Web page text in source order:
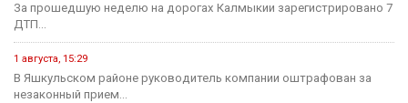
За прошедшую неделю на дорогах Калмыкии зарегистрировано 7
ДТП...
1 августа, 15:29
В Яшкульском районе руководитель компании оштрафован за
незаконный прием...